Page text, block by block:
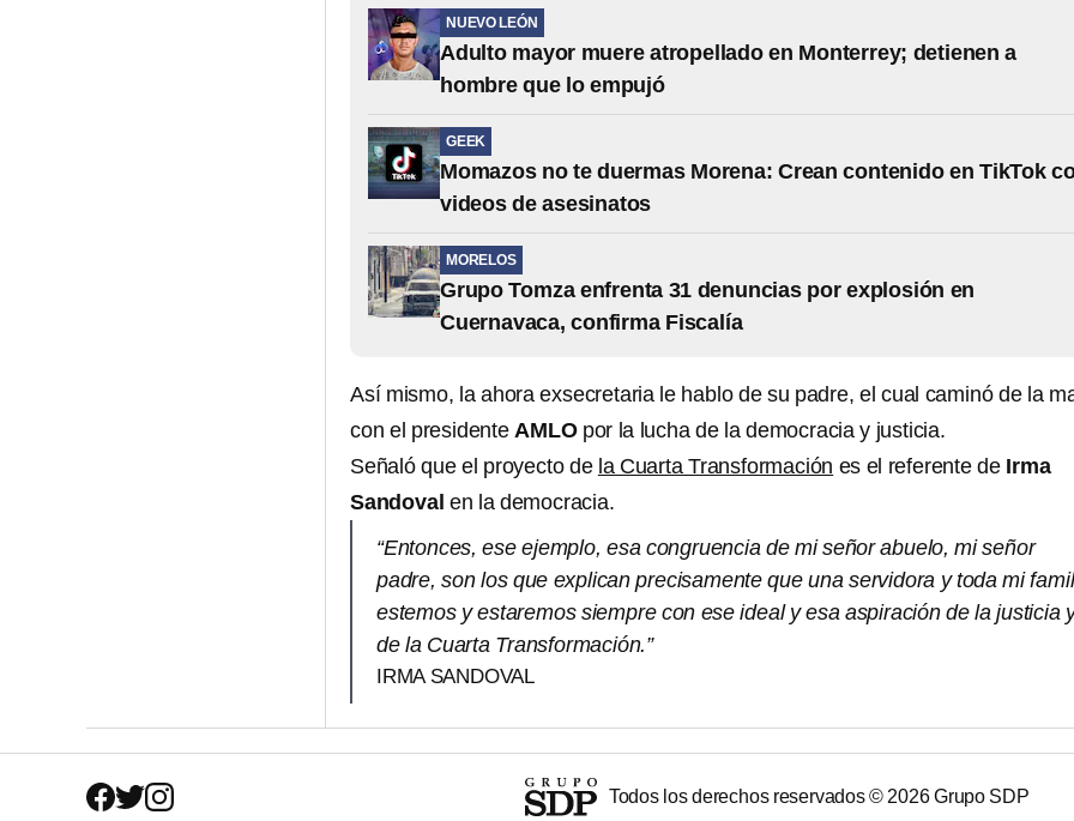
NUEVO LEÓN
Adulto mayor muere atropellado en Monterrey; detienen a
hombre que lo empujó
GEEK
Momazos no te duermas Morena: Crean contenido en TikTok
videos de asesinatos
MORELOS
Grupo Tomza enfrenta 31 denuncias por explosión en
Cuernavaca, confirma Fiscalía
Así mismo, la ahora exsecretaria le hablo de su padre, el cual caminó de la
con el presidente AMLOpor la lucha de la democracia y justicia.
Señaló que el proyecto de la Cuarta Transformación es el referente de Irma
Sandoval en la democracia.
“Entonces, ese ejemplo, esa congruencia de mi señor abuelo, mi señor
padre, son los que explican precisamente que una servidora y toda mi
estemos y estaremos siempre con ese ideal y esa aspiración de la justicia
de la Cuarta Transformación.”
IRMA SANDOVAL
Todos los derechos reservados © 2026Grupo SDP